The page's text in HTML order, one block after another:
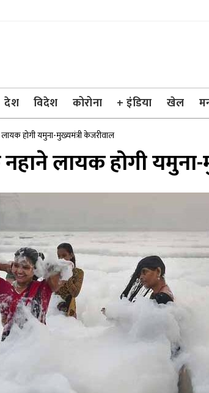
देश विदेश कोरोना + इंडिया खेल
होगी यमुना-मुख्यमंत्री केजरीवाल
लायक होगी